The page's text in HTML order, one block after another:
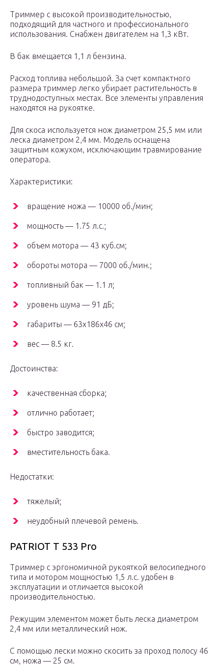
Триммер с высокой производительностью,
подходящий для частного и профессионального
использования. Снабжен двигателем на 1,3 кВт.
В бак вмещается 1,1 л бензина.
Расход топлива небольшой. За счет компактного
размера триммер легко убирает растительность в
труднодоступных местах. Все элементы управления
находятся на рукоятке.
Для скоса используется нож диаметром 25,5 мм или
леска диаметром 2,4 мм. Модель оснащена
защитным кожухом, исключающим травмирование
оператора.
Характеристики:
вращение ножа — 10000 об./мин;
мощность — 1.75 л.с.;
объем мотора — 43 куб.см;
обороты мотора — 7000 об./мин.;
топливный бак — 1.1 л;
уровень шума — 91 дБ;
габариты — 63x186x46 см;
вес — 8.5 кг.
Достоинства:
качественная сборка;
отлично работает;
быстро заводится;
вместительность бака.
Недостатки:
тяжелый;
неудобный плечевой ремень.
PATRIOT T 533 Pro
Триммер с эргономичной рукояткой велосипедного
типа и мотором мощностью 1,5 л.с. удобен в
эксплуатации и отличается высокой
производительностью.
Режущим элементом может быть леска диаметром
2,4 мм или металлический нож.
С помощью лески можно скосить за проход полосу 46
см, ножа — 25 см.